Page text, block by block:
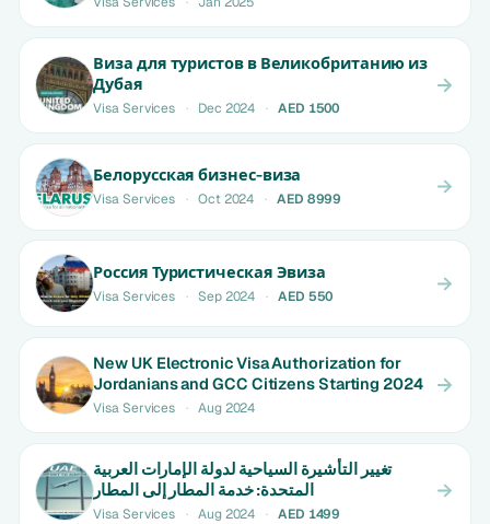
Виза для туристов в Великобританию из
Дубая
Visa Services · Dec 2024 · AED 1500
Белорусская бизнес-виза
Visa Services · Oct 2024 · AED 8999
Россия Туристическая Эвиза
Visa Services · Sep 2024 · AED 550
New UK Electronic Visa Authorization for
Jordanians and GCC Citizens Starting 2024
Visa Services · Aug 2024
تغيير التأشيرة السياحية لدولة الإمارات العربية
المتحدة: خدمة المطار إلى المطار
Visa Services · Aug 2024 · AED 1499